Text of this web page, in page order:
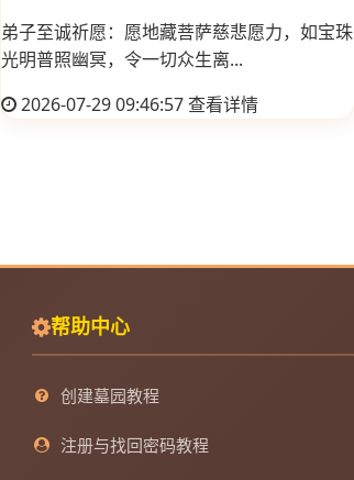
弟子至诚祈愿：愿地藏菩萨慈悲愿力，如宝珠
光明普照幽冥，令一切众生离...
2026-07-29 09:46:57查看详情
帮助中心
创建墓园教程
注册与找回密码教程